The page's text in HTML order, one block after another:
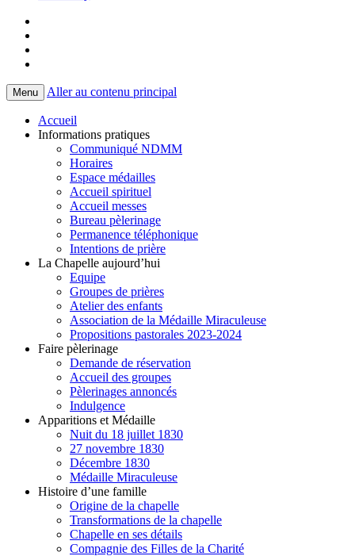
Menu Aller au contenu principal
Accueil
Informations pratiques
Communiqué NDMM
Horaires
Espace médailles
Accueil spirituel
Accueil messes
Bureau pèlerinage
Permanence téléphonique
Intentions de prière
La Chapelle aujourd’hui
Equipe
Groupes de prières
Atelier des enfants
Association de la Médaille Miraculeuse
Propositions pastorales 2023-2024
Faire pèlerinage
Demande de réservation
Accueil des groupes
Pèlerinages annoncés
Indulgence
Apparitions et Médaille
Nuit du 18 juillet 1830
27 novembre 1830
Décembre 1830
Médaille Miraculeuse
Histoire d’une famille
Origine de la chapelle
Transformations de la chapelle
Chapelle en ses détails
Compagnie des Filles de la Charité